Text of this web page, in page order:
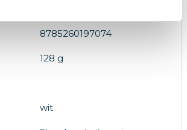
8785260197074
128 g
wit